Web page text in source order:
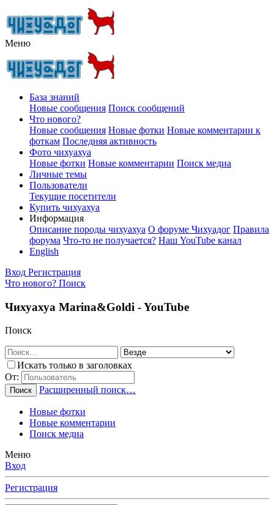
Меню
База знаний
Новые сообщения Поиск сообщений
Что нового?
Новые сообщения Новые фотки Новые комментарии к
фоткам Последняя активность
Фото чихуахуа
Новые фотки Новые комментарии Поиск медиа
Личные темы
Пользователи
Текущие посетители
Купить чихуахуа
Информация
Описание породы чихуахуа О форуме Чихуадог Правила
форума Что-то не получается? Наш YouTube канал
English
Вход Регистрация
Что нового? Поиск
Чихуахуа Marina&Goldi - YouTube
Поиск
Искать только в заголовках
От:
Поиск Расширенный поиск…
Новые фотки
Новые комментарии
Поиск медиа
Меню
Вход
Регистрация